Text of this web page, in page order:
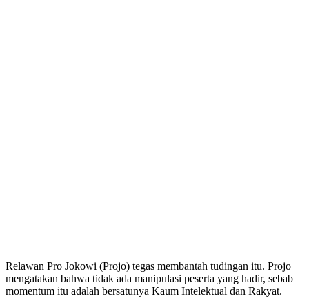
Relawan Pro Jokowi (Projo) tegas membantah tudingan itu. Projo
mengatakan bahwa tidak ada manipulasi peserta yang hadir, sebab
momentum itu adalah bersatunya Kaum Intelektual dan Rakyat.